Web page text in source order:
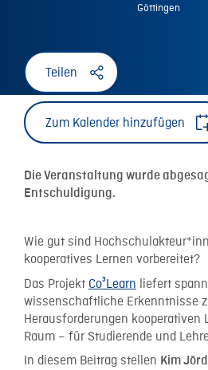
Göttingen
Teilen
Zum Kalender hinzufügen
Die Veranstaltung wurde
Entschuldigung.
Wie gut sind
kooperatives Lernen vorbereitet?
Das Projekt Co³Learn liefert
wissenschaftliche Erkenntnisse
Herausforderungen kooperativen
Raum – für Studierende und
In diesem Beitrag stellen Kim